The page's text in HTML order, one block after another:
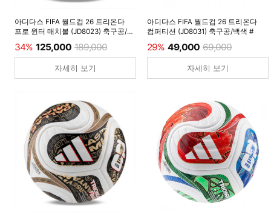
아디다스 FIFA 월드컵 26 트리온다
프로 윈터 매치볼 (JD8023) 축구공/
34% 125,000 189,000
자세히 보기
아디다스 FIFA 월드컵 26 트리온다
컴퍼티션 (JD8031) 축구공/백색 #
29% 49,000 69,000
자세히 보기